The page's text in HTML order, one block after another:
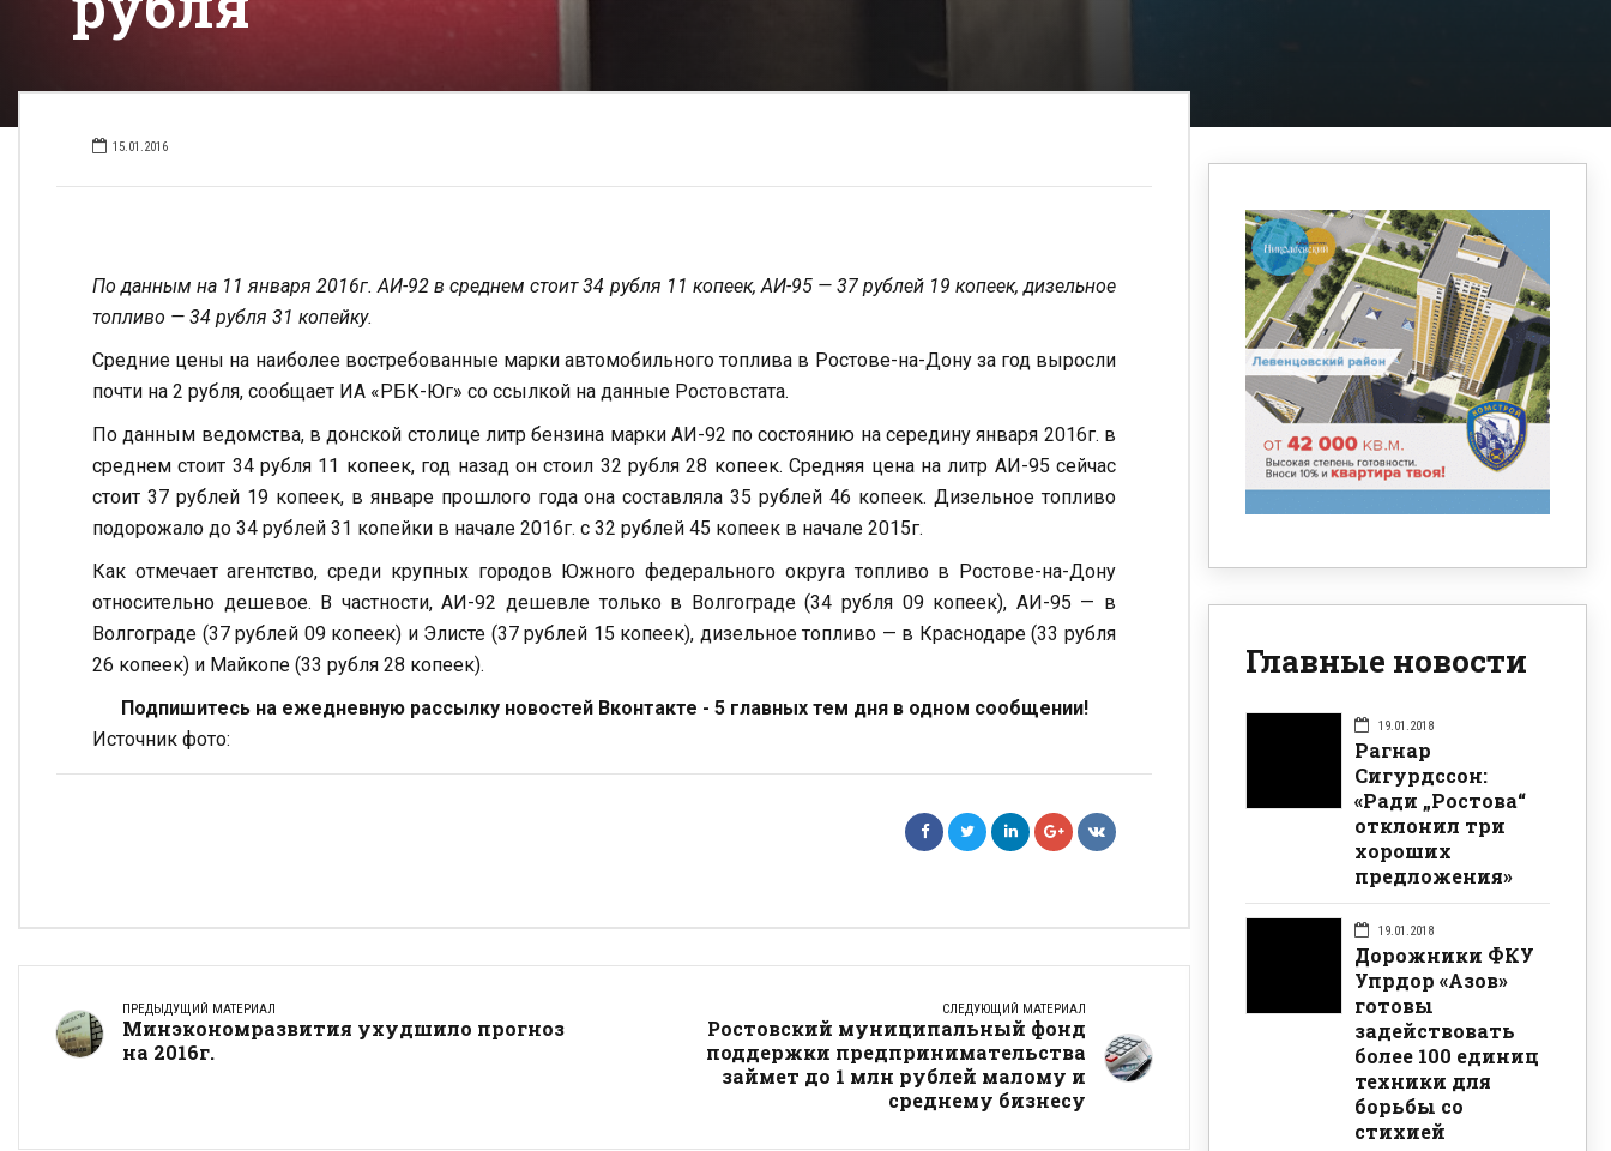
15.01.2016
По данным на 11 января 2016г. АИ-92 в среднем стоит 34 рубля 11 копеек, АИ-95 — 37 рублей 19 копеек, дизельное
топливо — 34 рубля 31 копейку.
Средние цены на наиболее востребованные марки автомобильного топлива в Ростове-на-Дону за год выросли
почти на 2 рубля, сообщает ИА «РБК-Юг» со ссылкой на данные Ростовстата.
По данным ведомства, в донской столице литр бензина марки АИ-92 по состоянию на середину января 2016г. в
среднем стоит 34 рубля 11 копеек, год назад он стоил 32 рубля 28 копеек. Средняя цена на литр АИ-95 сейчас
стоит 37 рублей 19 копеек, в январе прошлого года она составляла 35 рублей 46 копеек. Дизельное топливо
подорожало до 34 рублей 31 копейки в начале 2016г. с 32 рублей 45 копеек в начале 2015г.
Как отмечает агентство, среди крупных городов Южного федерального округа топливо в Ростове-на-Дону
относительно дешевое. В частности, АИ-92 дешевле только в Волгограде (34 рубля 09 копеек), АИ-95 — в
Волгограде (37 рублей 09 копеек) и Элисте (37 рублей 15 копеек), дизельное топливо — в Краснодаре (33 рубля
26 копеек) и Майкопе (33 рубля 28 копеек).
Подпишитесь на ежедневную рассылку новостей Вконтакте - 5 главных тем дня в одном сообщении!
Источник фото:
ПРЕДЫДУЩИЙ МАТЕРИАЛ
Минэкономразвития ухудшило прогноз
на 2016г.
СЛЕДУЮЩИЙ МАТЕРИАЛ
Ростовский муниципальный фонд
поддержки предпринимательства
займет до 1 млн рублей малому и
среднему бизнесу
Главные новости
19.01.2018
Рагнар
Сигурдссон:
«Ради „Ростова“
отклонил три
хороших
предложения»
19.01.2018
Дорожники ФКУ
Упрдор «Азов»
готовы
задействовать
более 100 единиц
техники для
борьбы со
стихией